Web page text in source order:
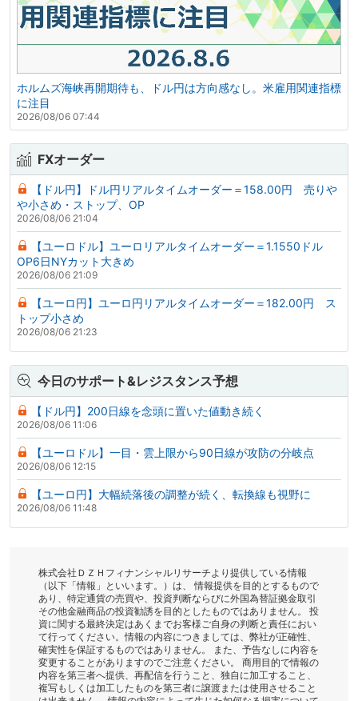
ホルムズ海峡再開期待も、ドル円は方向感なし。米雇用関連指標
に注目
2026/08/06 07:44
FXオーダー
【ドル円】ドル円リアルタイムオーダー＝158.00円 売りや
や小さめ・ストップ、OP
2026/08/06 21:04
【ユーロドル】ユーロリアルタイムオーダー＝1.1550ドル
OP6日NYカット大きめ
2026/08/06 21:09
【ユーロ円】ユーロ円リアルタイムオーダー＝182.00円 ス
トップ小さめ
2026/08/06 21:23
今日のサポート&レジスタンス予想
【ドル円】200日線を念頭に置いた値動き続く
2026/08/06 11:06
【ユーロドル】一目・雲上限から90日線が攻防の分岐点
2026/08/06 12:15
【ユーロ円】大幅続落後の調整が続く、転換線も視野に
2026/08/06 11:48
株式会社ＤＺＨフィナンシャルリサーチより提供している情報
（以下「情報」といいます。）は、 情報提供を目的とするもので
あり、特定通貨の売買や、投資判断ならびに外国為替証拠金取引
その他金融商品の投資勧誘を目的としたものではありません。 投
資に関する最終決定はあくまでお客様ご自身の判断と責任におい
て行ってください。情報の内容につきましては、弊社が正確性、
確実性を保証するものではありません。 また、予告なしに内容を
変更することがありますのでご注意ください。 商用目的で情報の
内容を第三者へ提供、再配信を行うこと、独自に加工すること、
複写もしくは加工したものを第三者に譲渡または使用させること